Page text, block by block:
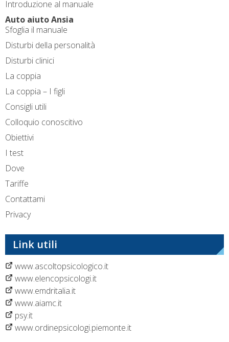
Introduzione al manuale
Auto aiuto Ansia
Sfoglia il manuale
Disturbi della personalità
Disturbi clinici
La coppia
La coppia – I figli
Consigli utili
Colloquio conoscitivo
Obiettivi
I test
Dove
Tariffe
Contattami
Privacy
Link utili
www.ascoltopsicologico.it
www.elencopsicologi.it
www.emdritalia.it
www.aiamc.it
psy.it
www.ordinepsicologi.piemonte.it